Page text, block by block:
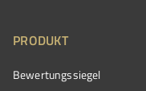
PRODUKT
Bewertungssiegel